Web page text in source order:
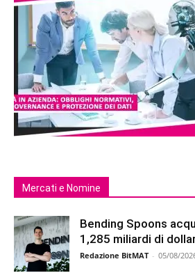
Mercati e Nomine
Bending Spoons
1,285 miliardi di
Redazione BitMAT - 05/08/